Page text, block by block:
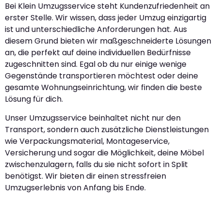
Bei Klein Umzugsservice steht Kundenzufriedenheit an
erster Stelle. Wir wissen, dass jeder Umzug einzigartig
ist und unterschiedliche Anforderungen hat. Aus
diesem Grund bieten wir maßgeschneiderte Lösungen
an, die perfekt auf deine individuellen Bedürfnisse
zugeschnitten sind. Egal ob du nur einige wenige
Gegenstände transportieren möchtest oder deine
gesamte Wohnungseinrichtung, wir finden die beste
Lösung für dich.
Unser Umzugsservice beinhaltet nicht nur den
Transport, sondern auch zusätzliche Dienstleistungen
wie Verpackungsmaterial, Montageservice,
Versicherung und sogar die Möglichkeit, deine Möbel
zwischenzulagern, falls du sie nicht sofort in Split
benötigst. Wir bieten dir einen stressfreien
Umzugserlebnis von Anfang bis Ende.